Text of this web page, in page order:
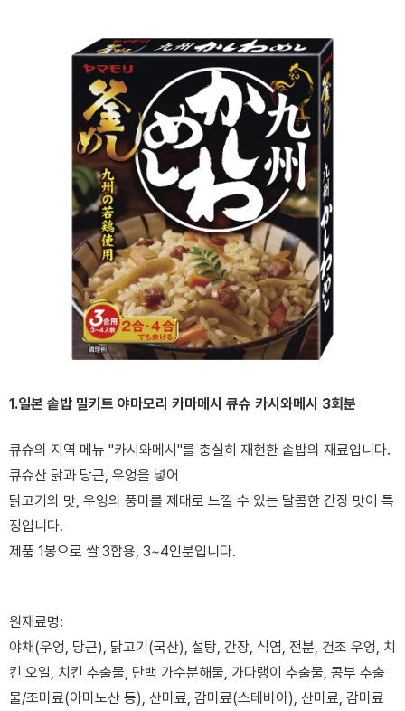
1.일본 솥밥 밀키트 야마모리 카마메시 큐슈 카시와메시 3회분
큐슈의 지역 메뉴 "카시와메시"를 충실히 재현한 솥밥의 재료입니다.
큐슈산 닭과 당근, 우엉을 넣어
닭고기의 맛, 우엉의 풍미를 제대로 느낄 수 있는 달콤한 간장 맛이 특
징입니다.
제품 1봉으로 쌀 3합용, 3~4인분입니다.
원재료명:
야채(우엉, 당근), 닭고기(국산), 설탕, 간장, 식염, 전분, 건조 우엉, 치
킨 오일, 치킨 추출물, 단백 가수분해물, 가다랭이 추출물, 콩부 추출
물/조미료(아미노산 등), 산미료, 감미료(스테비아), 산미료, 감미료